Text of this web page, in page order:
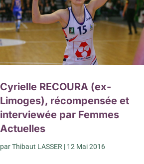
Cyrielle RECOURA (ex-
Limoges), récompensée et
interviewée par Femmes
Actuelles
parThibaut LASSER | 12 Mai 2016